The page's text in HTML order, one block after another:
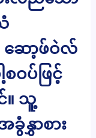
ော့ဖ်ဝဲလ်
ဝပ်ဖြင့်
။ သူ့
နွှာစား